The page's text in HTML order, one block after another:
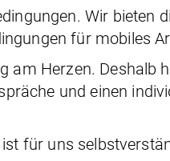
Wir bieten
für mobiles
am Herzen. Deshalb
und einen
für uns